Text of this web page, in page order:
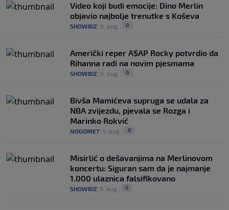
Video koji budi emocije: Dino Merlin
objavio najbolje trenutke s Koševa
SHOWBIZ 6. aug. 0
Američki reper A$AP Rocky potvrdio da
Rihanna radi na novim pjesmama
SHOWBIZ 6. aug. 0
Bivša Mamićeva supruga se udala za
NBA zvijezdu, pjevala se Rozga i
Marinko Rokvić
NOGOMET 5. aug. 0
Misirlić o dešavanjima na Merlinovom
koncertu: Siguran sam da je najmanje
1.000 ulaznica falsifikovano
SHOWBIZ 5. aug. 0